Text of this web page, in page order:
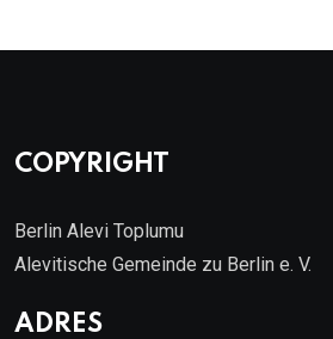
COPYRIGHT
Berlin Alevi Toplumu
Alevitische Gemeinde zu Berlin e. V.
ADRES